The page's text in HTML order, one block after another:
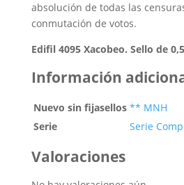
absolución de todas las
conmutación de votos.
Edifil 4095 Xacobeo. Sello de
Información
Nuevo sin fijasellos ** MNH
Serie
Serie
Valoraciones